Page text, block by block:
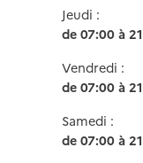
Jeudi :
de 07:00 à
Vendredi :
de 07:00 à
Samedi :
de 07:00 à